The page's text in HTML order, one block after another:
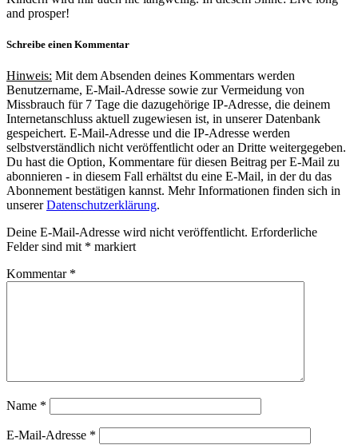
and prosper!
Schreibe einen Kommentar
Hinweis: Mit dem Absenden deines Kommentars werden
Benutzername, E-Mail-Adresse sowie zur Vermeidung von
Missbrauch für 7 Tage die dazugehörige IP-Adresse, die deinem
Internetanschluss aktuell zugewiesen ist, in unserer Datenbank
gespeichert. E-Mail-Adresse und die IP-Adresse werden
selbstverständlich nicht veröffentlicht oder an Dritte weitergegeben.
Du hast die Option, Kommentare für diesen Beitrag per E-Mail zu
abonnieren - in diesem Fall erhältst du eine E-Mail, in der du das
Abonnement bestätigen kannst. Mehr Informationen finden sich in
unsererDatenschutzerklärung.
Deine E-Mail-Adresse wird nicht veröffentlicht. Erforderliche
Felder sind mit * markiert
Kommentar *
Name *
E-Mail-Adresse *